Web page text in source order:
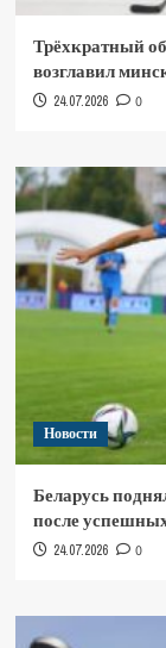
Трёхкратный
возглавил
24.07.2026 0
Новости
Беларусь
после
24.07.2026 0